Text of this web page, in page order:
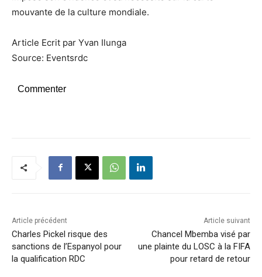
mouvante de la culture mondiale.
Article Ecrit par Yvan Ilunga
Source: Eventsrdc
Commenter
Article précédent
Charles Pickel risque des
sanctions de l’Espanyol pour
la qualification RDC
Article suivant
Chancel Mbemba visé par
une plainte du LOSC à la FIFA
pour retard de retour